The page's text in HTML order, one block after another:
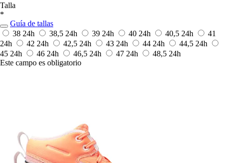
Talla
*
Guía de tallas
38 24h 38,5 24h 39 24h 40 24h 40,5 24h
41
24h
42 24h 42,5 24h 43 24h 44 24h 44,5 24h
45 24h 46 24h 46,5 24h 47 24h 48,5 24h
Este campo es obligatorio